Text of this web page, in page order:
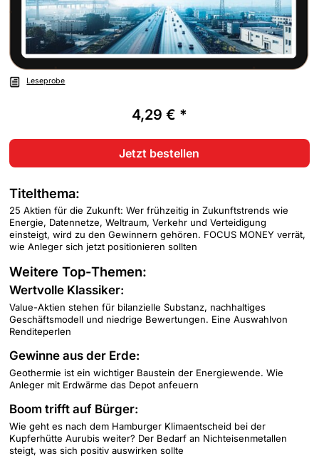
Leseprobe
4,29 € *
Jetzt bestellen
Titelthema:
25 Aktien für die Zukunft: Wer frühzeitig in Zukunftstrends wie
Energie, Datennetze, Weltraum, Verkehr und Verteidigung
einsteigt, wird zu den Gewinnern gehören. FOCUS MONEY verrät,
wie Anleger sich jetzt positionieren sollten
Weitere Top-Themen:
Wertvolle Klassiker:
Value-Aktien stehen für bilanzielle Substanz, nachhaltiges
Geschäftsmodell und niedrige Bewertungen. Eine Auswahlvon
Renditeperlen
Gewinne aus der Erde:
Geothermie ist ein wichtiger Baustein der Energiewende. Wie
Anleger mit Erdwärme das Depot anfeuern
Boom trifft auf Bürger:
Wie geht es nach dem Hamburger Klimaentscheid bei der
Kupferhütte Aurubis weiter? Der Bedarf an Nichteisenmetallen
steigt, was sich positiv auswirken sollte